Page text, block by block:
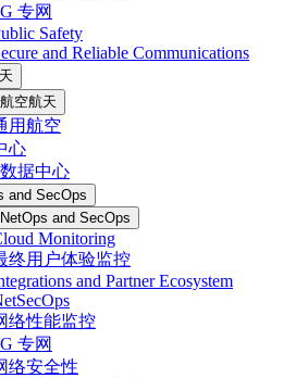
专网
Safety
and Reliable Communications
航空航天
用航空
心
据中心
and SecOps
NetOps and SecOps
Monitoring
终用户体验监控
and Partner Ecosystem
络性能监控
专网
络安全性